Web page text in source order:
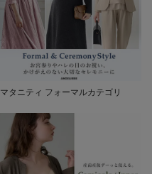
マタニティ フォーマルカテゴリ